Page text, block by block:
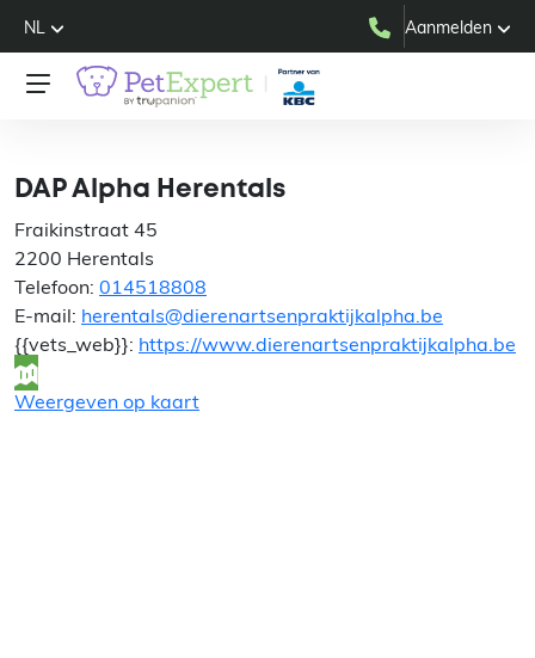
NL Aanmelden
DAP Alpha Herentals
Fraikinstraat 45
2200 Herentals
Telefoon: 014518808
E-mail: herentals@dierenartsenpraktijkalpha.be
{{vets_web}}: https://www.dierenartsenpraktijkalpha.be
Weergeven op kaart